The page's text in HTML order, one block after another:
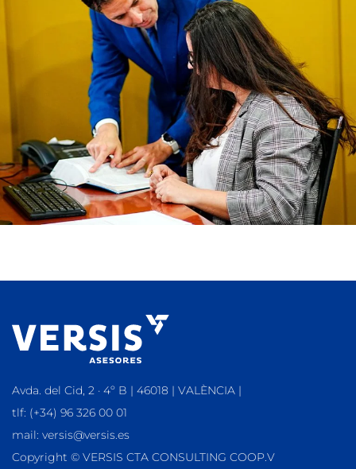
Avda. del Cid, 2 · 4º B | 46018 | VALÈNCIA |
tlf: (+34) 96 326 00 01
mail: versis@versis.es
Copyright © VERSIS CTA CONSULTING COOP.V